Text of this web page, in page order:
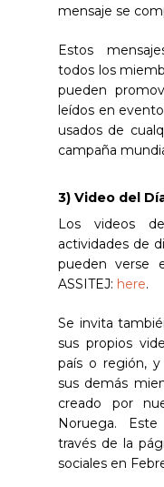
mensaje se
Estos
todos los
pueden
leídos en
usados de
campaña
3) Video del
Los videos
actividades de
pueden verse
ASSITEJ: here.
Se invita
sus propios
país o región, y
sus demás
creado por
Noruega.
través de la
sociales en